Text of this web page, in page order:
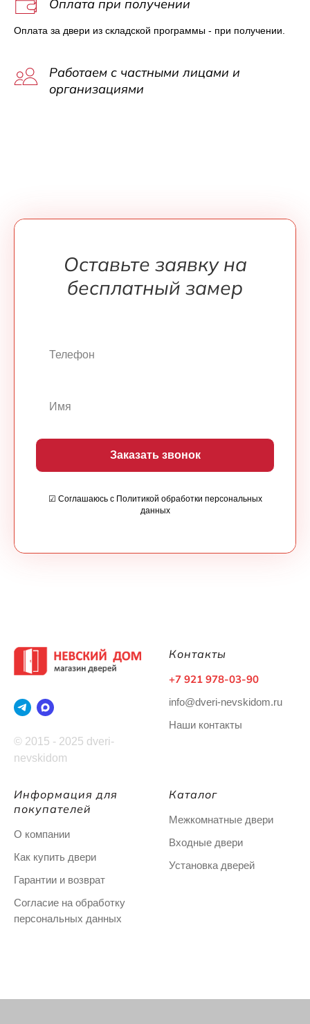
Оплата при получении
Оплата за двери из складской программы - при получении.
Работаем с частными лицами и
организациями
Оставьте заявку на
бесплатный замер
Заказать звонок
☑ Соглашаюсь с Политикой обработки персональных
данных
© 2015 - 2025 dveri-
nevskidom
Контакты
+7 921 978-03-90
info@dveri-nevskidom.ru
Наши контакты
Информация для
покупателей
О компании
Как купить двери
Гарантии и возврат
Согласие на обработку
персональных данных
Каталог
Межкомнатные двери
Входные двери
Установка дверей